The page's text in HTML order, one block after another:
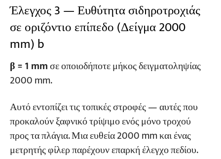
Έλεγχος 3 — Ευθύτητα σιδηροτροχιάς
σε οριζόντιο επίπεδο (Δείγμα 2000
mm) b
β = 1 mmσε οποιοδήποτε μήκος δειγματοληψίας
2000 mm.
Αυτό εντοπίζει τις τοπικές στροφές — αυτές που
προκαλούν ξαφνικό τρίψιμο ενός μόνο τροχού
προς τα πλάγια. Μια ευθεία 2000 mm και ένας
μετρητής φίλερ παρέχουν επαρκή έλεγχο πεδίου.